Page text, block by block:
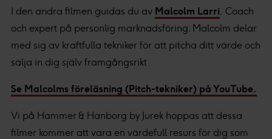
I den andra filmen guidas du av Malcolm Larri, Coach
och expert på personlig marknadsföring. Malcolm delar
med sig av kraftfulla tekniker för att pitcha ditt värde och
sälja in dig själv framgångsrikt.
Se Malcolms föreläsning (Pitch-tekniker) på YouTube.
Vi på Hammer & Hanborg by Jurek hoppas att dessa
filmer kommer att vara en värdefull resurs för dig som